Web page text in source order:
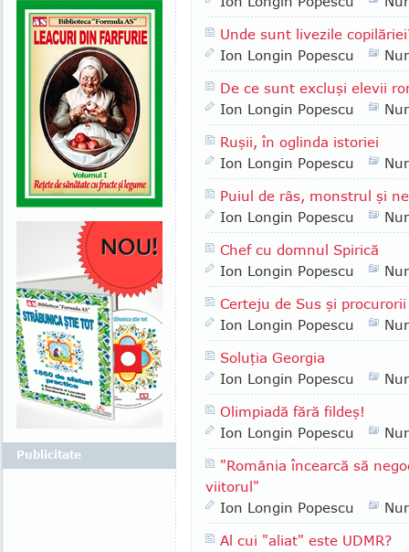
Unde sunt livezile
Ion Longin Popescu
De ce sunt excluşi elevii
Ion Longin Popescu
Ruşii, în oglinda istoriei
Ion Longin Popescu
Puiul de râs, monstrul şi
Ion Longin Popescu
Chef cu domnul Spirică
Ion Longin Popescu
Certeju de Sus şi procurorii
Ion Longin Popescu
Soluţia Georgia
Ion Longin Popescu
Olimpiadă fără fildeş!
Ion Longin Popescu
"România încearcă să
viitorul"
Ion Longin Popescu
Al cui "aliat" este UDMR?
Publicitate